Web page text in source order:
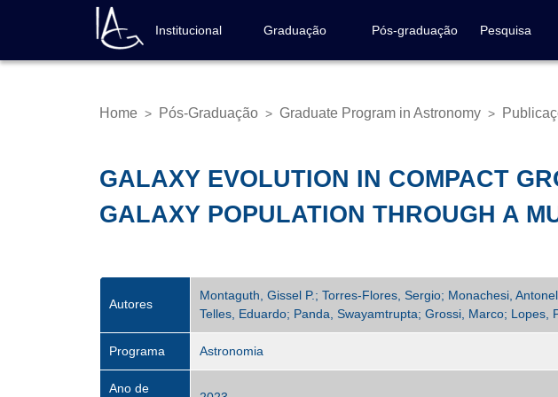
content
Navegação
principal
Institucional Graduação Pós-graduação Pesquisa
Breadcrumb
Home > Pós-Graduação > Graduate Program in Astronomy >
GALAXY EVOLUTION IN COMPACT
GALAXY POPULATION THROUGH A
Autores
Montaguth, Gissel P.; Torres-Flores, Sergio; Monachesi,
Telles, Eduardo; Panda, Swayamtrupta; Grossi, Marco; Lopes,
Programa Astronomia
Ano de